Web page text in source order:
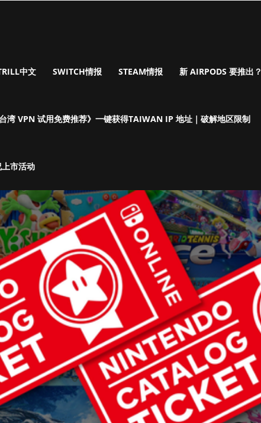
中文 SWITCH情报 STEAM情报 新 AIRPODS 要推出
台湾 VPN 试用免费推荐》一键获得TAIWAN IP 地址｜破解地区限制
市活动